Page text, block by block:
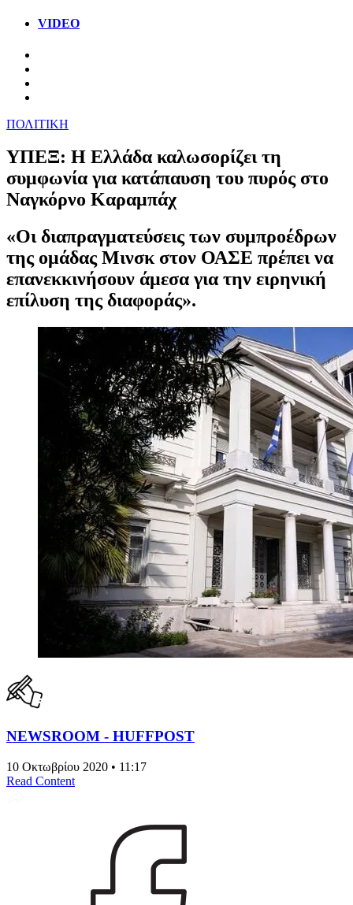
VIDEO
ΠΟΛΙΤΙΚΗ
ΥΠΕΞ: Η Ελλάδα καλωσορίζει τη
συμφωνία για κατάπαυση του πυρός στο
Ναγκόρνο Καραμπάχ
«Οι διαπραγματεύσεις των συμπροέδρων
της ομάδας Μινσκ στον ΟΑΣΕ πρέπει να
επανεκκινήσουν άμεσα για την ειρηνική
επίλυση της διαφοράς».
NEWSROOM - HUFFPOST
10 Οκτωβρίου 2020 • 11:17
Read Content